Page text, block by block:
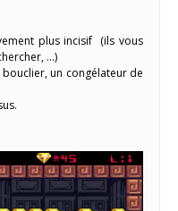
plus incisif (ils vous
…)
un congélateur de